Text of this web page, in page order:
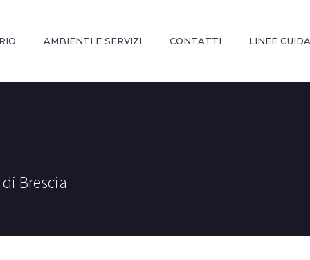
AMBIENTI E SERVIZI CONTATTI LINEE GUIDA
Brescia